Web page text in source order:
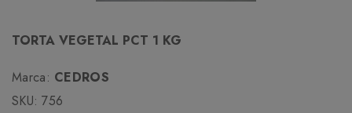
TORTA VEGETAL PCT 1 KG
Marca: CEDROS
SKU: 756